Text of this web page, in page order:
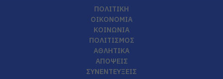
ΠΟΛΙΤΙΚΗ
ΟΙΚΟΝΟΜΙΑ
ΚΟΙΝΩΝΙΑ
ΠΟΛΙΤΙΣΜΟΣ
ΑΘΛΗΤΙΚΑ
ΑΠΟΨΕΙΣ
ΣΥΝΕΝΤΕΥΞΕΙΣ